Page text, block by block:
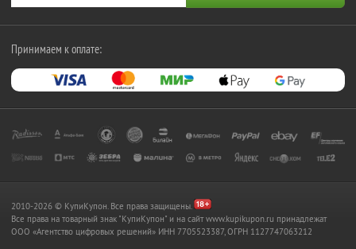
Принимаем к оплате:
2010-2026 © КупиКупон. Все права защищены.
Все права на товарный знак "КупиКупон" и на сайт www.kupikupon.ru принадлежат
OOO «Агентство цифровых решений» ИНН 7705523387, ОГРН 1127747063212